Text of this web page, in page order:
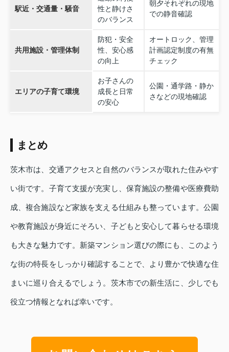
駅近・交通量・騒音
性と静けさ
のバランス
朝夕それぞれの現地
での静音確認
共用施設・管理体制
防犯・安全
性、安心感
の向上
オートロック、管理
計画認定制度の有無
チェック
エリアの子育て環境
お子さんの
成長と日常
の安心
公園・通学路・静か
さなどの現地確認
まとめ
茨木市は、交通アクセスと自然のバランスが取れた住みやす
い街です。子育て支援が充実し、保育施設の整備や医療費助
成、複合施設など家族を支える仕組みも整っています。公園
や教育施設が身近にそろい、子どもと安心して暮らせる環境
も大きな魅力です。新築マンション選びの際にも、このよう
な街の特長をしっかり確認することで、より豊かで快適な住
まいに巡り合えるでしょう。茨木市での新生活に、少しでも
役立つ情報となれば幸いです。